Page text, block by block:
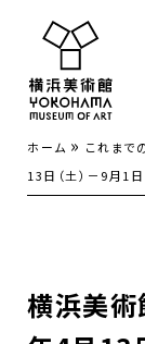
ホーム » これまで
13日（土）－9月1日
横浜美